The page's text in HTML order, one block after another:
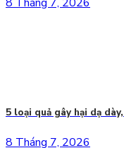
5 loại quả gây hại dạ
8 Tháng 7, 2026